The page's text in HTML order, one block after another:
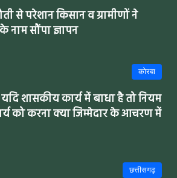
से परेशान किसान व ग्रामीणों ने
नाम सौंपा ज्ञापन
कोरबा
शासकीय कार्य में बाधा है तो नियम
को करना क्या जिम्मेदार के आचरण में
छत्तीसगढ़